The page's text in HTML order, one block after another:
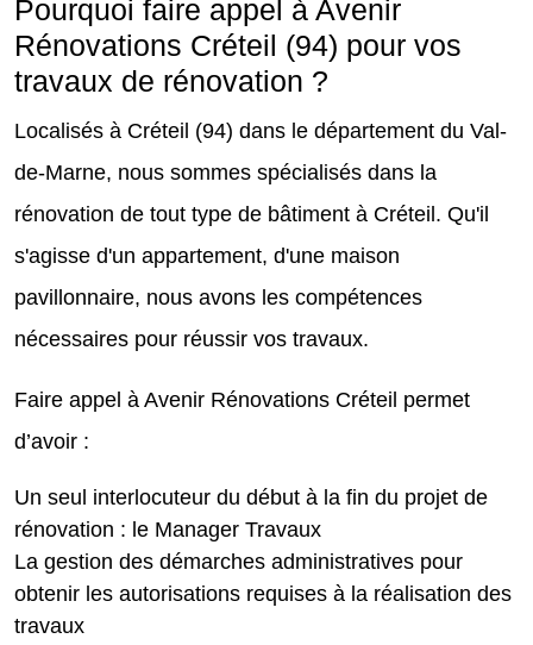
Pourquoi faire appel à Avenir
Rénovations Créteil (94) pour vos
travaux de rénovation ?
Localisés à Créteil (94) dans le département du Val-
de-Marne, nous sommes spécialisés dans la
rénovation de tout type de bâtiment à Créteil. Qu'il
s'agisse d'un appartement, d'une maison
pavillonnaire, nous avons les compétences
nécessaires pour réussir vos travaux.
Faire appel à Avenir Rénovations Créteil permet
d’avoir :
Un seul interlocuteur du début à la fin du projet de
rénovation : le Manager Travaux
La gestion des démarches administratives pour
obtenir les autorisations requises à la réalisation des
travaux